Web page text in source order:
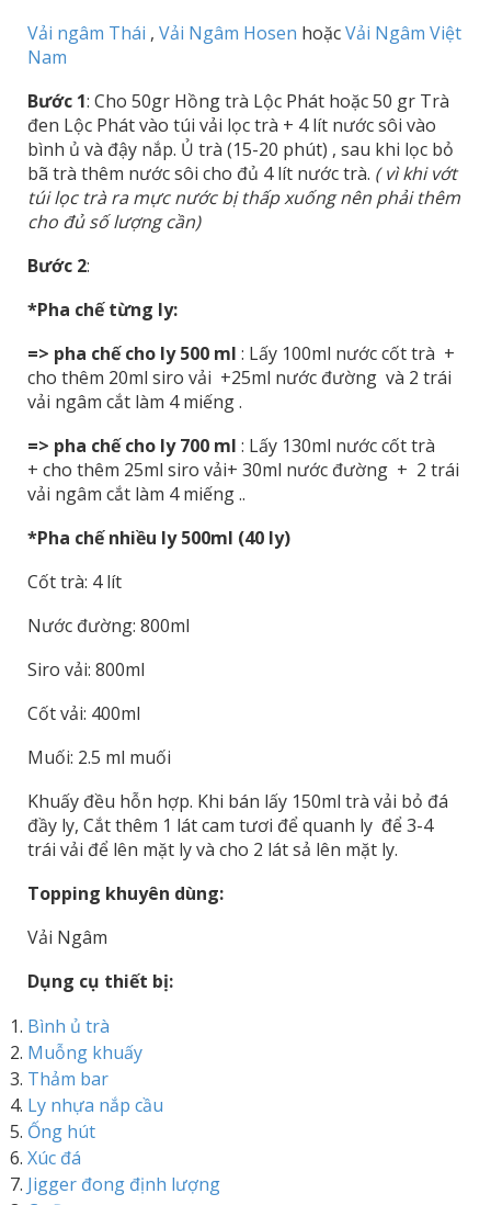
Vải ngâm Thái , Vải Ngâm Hosen hoặcVải Ngâm Việt
Nam
Bước 1: Cho 50gr Hồng trà Lộc Phát hoặc 50 gr Trà
đen Lộc Phát vào túi vải lọc trà + 4 lít nước sôi vào
bình ủ và đậy nắp. Ủ trà (15-20 phút) , sau khi lọc bỏ
bã trà thêm nước sôi cho đủ 4 lít nước trà. ( vì khi vớt
túi lọc trà ra mực nước bị thấp xuống nên phải thêm
cho đủ số lượng cần)
Bước 2:
*Pha chế từng ly:
=> pha chế cho ly 500 ml : Lấy 100ml nước cốt trà +
cho thêm 20ml siro vải +25ml nước đường và 2 trái
vải ngâm cắt làm 4 miếng .
=> pha chế cho ly 700 ml : Lấy 130ml nước cốt trà
+ cho thêm 25ml siro vải+ 30ml nước đường + 2 trái
vải ngâm cắt làm 4 miếng ..
*Pha chế nhiều ly 500ml (40 ly)
Cốt trà: 4 lít
Nước đường: 800ml
Siro vải: 800ml
Cốt vải: 400ml
Muối: 2.5 ml muối
Khuấy đều hỗn hợp. Khi bán lấy 150ml trà vải bỏ đá
đầy ly, Cắt thêm 1 lát cam tươi để quanh ly để 3-4
trái vải để lên mặt ly và cho 2 lát sả lên mặt ly.
Topping khuyên dùng:
Vải Ngâm
Dụng cụ thiết bị:
Bình ủ trà
Muỗng khuấy
Thảm bar
Ly nhựa nắp cầu
Ống hút
Xúc đá
Jigger đong định lượng